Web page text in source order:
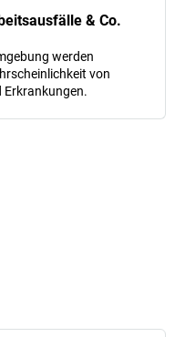
& Co.
werden
von
Erkrankungen.